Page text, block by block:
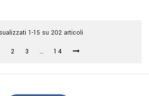
1-15 su 202 articoli
2 3 … 14